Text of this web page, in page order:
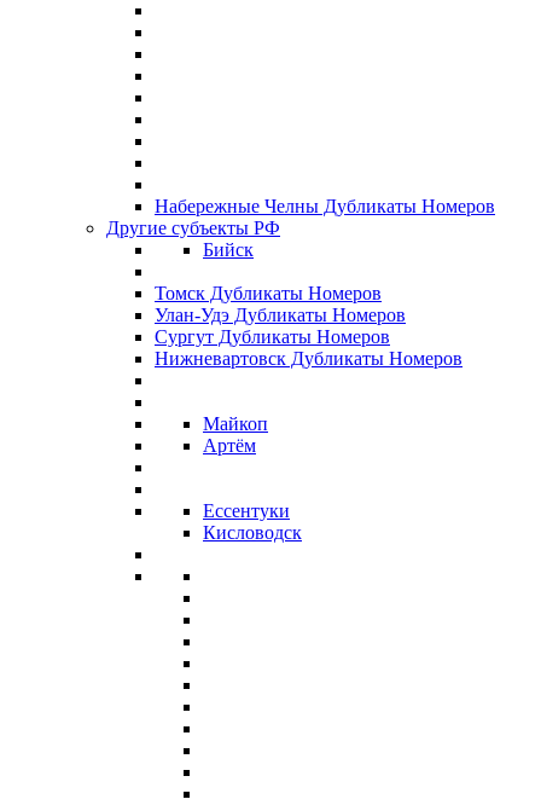
Набережные Челны Дубликаты Номеров
Другие субъекты РФ
Бийск
Томск Дубликаты Номеров
Улан-Удэ Дубликаты Номеров
Сургут Дубликаты Номеров
Нижневартовск Дубликаты Номеров
Майкоп
Артём
Ессентуки
Кисловодск